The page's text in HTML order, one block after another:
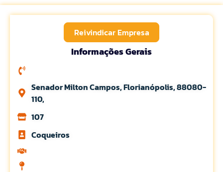
Reivindicar Empresa
Informações Gerais
Senador Milton Campos, Florianópolis, 88080-
110,
107
Coqueiros